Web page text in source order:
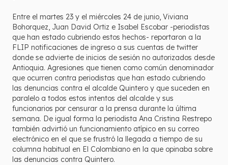
Entre el martes 23 y el miércoles 24 de junio, Viviana
Bohorquez, Juan David Ortiz e Isabel Escobar -periodistas
que han estado cubriendo estos hechos- reportaron a la
FLIP notificaciones de ingreso a sus cuentas de twitter
donde se advierte de inicios de sesión no autorizados desde
Antioquia. Agresiones que tienen como común denominador
que ocurren contra periodistas que han estado cubriendo
las denuncias contra el alcalde Quintero y que suceden en
paralelo a todos estos intentos del alcalde y sus
funcionarios por censurar a la prensa durante la última
semana. De igual forma la periodista Ana Cristina Restrepo
también advirtió un funcionamiento atípico en su correo
electrónico en el que se frustró la llegada a tiempo de su
columna habitual en El Colombiano en la que opinaba sobre
las denuncias contra Quintero.